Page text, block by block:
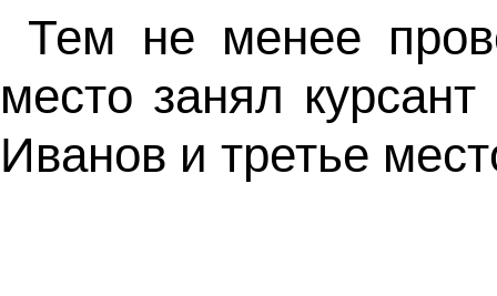
Тем не менее
место занял
Иванов и третье